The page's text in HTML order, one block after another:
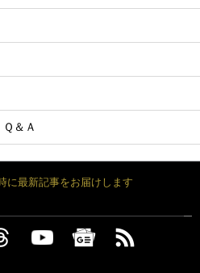
＆Ａ
に最新記事をお届けします